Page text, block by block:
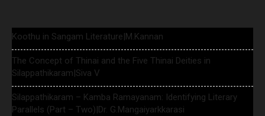
Koothu in Sangam Literature|M.Kannan
The Concept of Thinai and the Five Thinai Deities in
Silappathikaram|Siva V
Silappathikaram – Kamba Ramayanam: Identifying Literary
Parallels (Part – Two)|Dr. G.Mangaiyarkkarasi